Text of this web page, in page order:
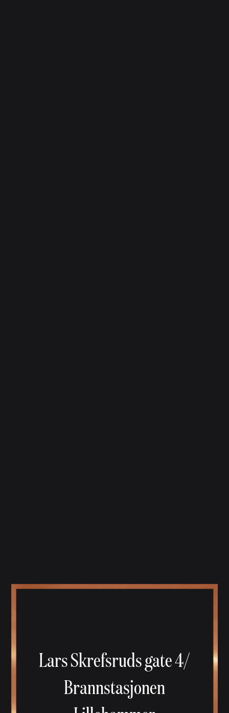
Lars Skrefsruds gate 4/
Brannstasjonen